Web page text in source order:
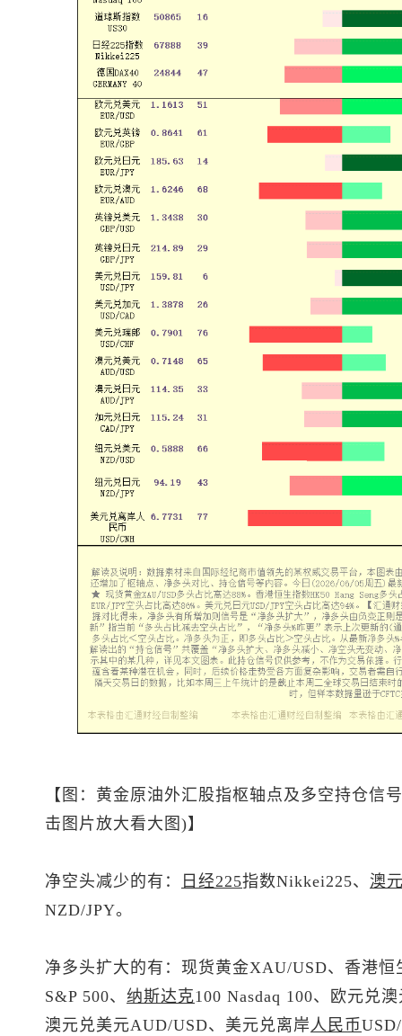
【图：黄金原油外汇股指枢轴点及多空持仓信
击图片放大看大图)】
净空头减少的有： 日经225指数Nikkei225、 澳
NZD/JPY。
净多头扩大的有： 现货黄金XAU/USD、香港恒
S&P 500、 纳斯达克100 Nasdaq 100、欧元兑
澳元兑美元AUD/USD、 美元兑离岸人民币